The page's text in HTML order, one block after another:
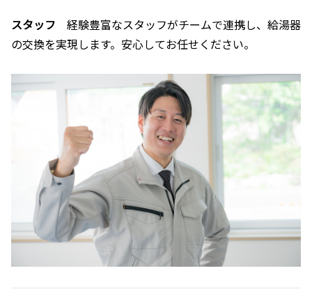
スタッフ 経験豊富なスタッフがチームで連携し、給湯器
の交換を実現します。安心してお任せください。